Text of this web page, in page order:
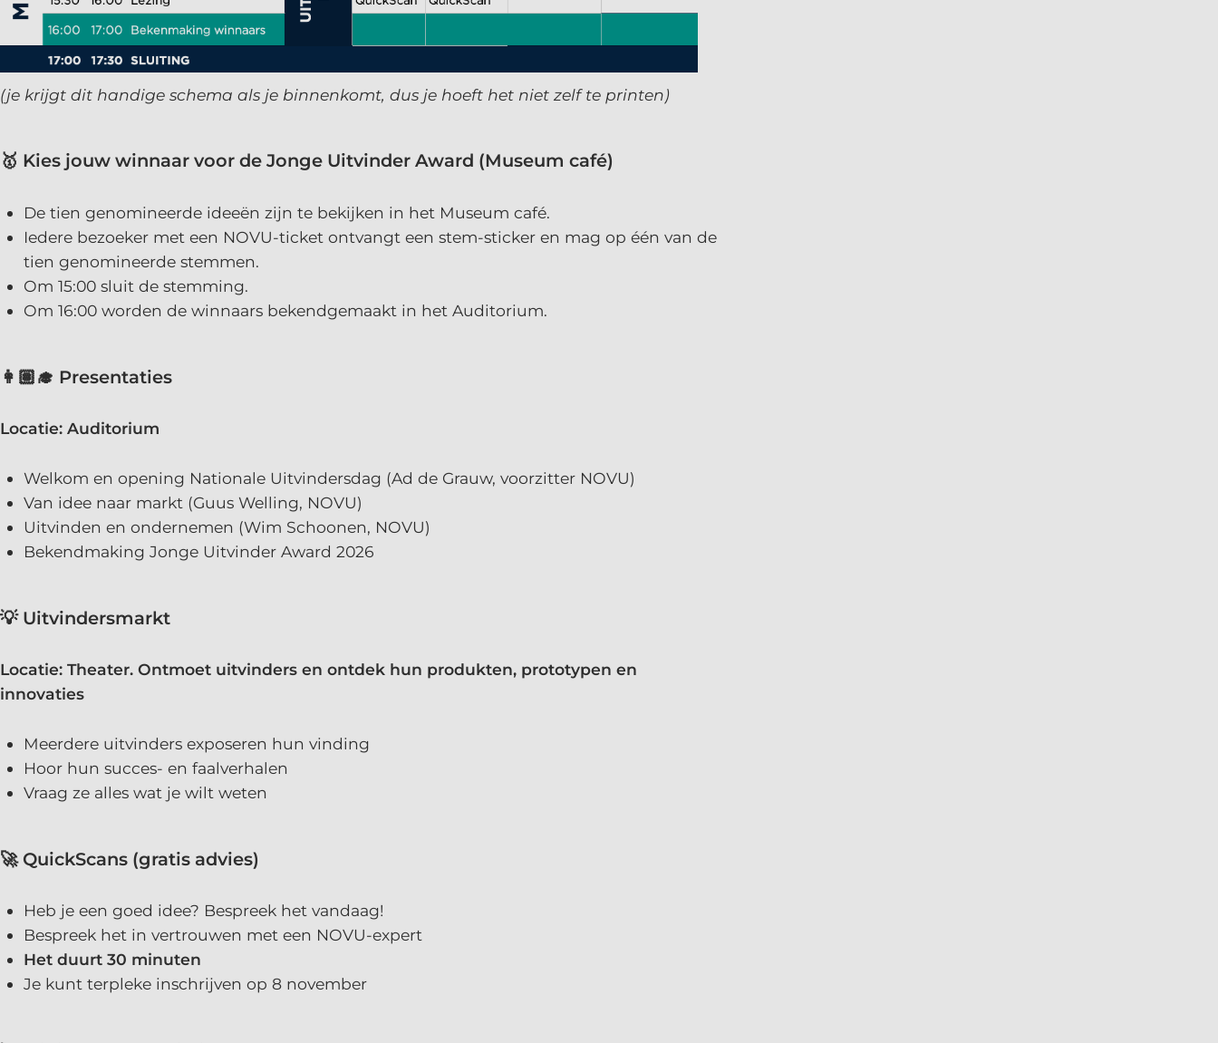
(je krijgt dit handige schema als je binnenkomt, dus je hoeft het niet zelf te printen)
🥇 Kies jouw winnaar voor de Jonge Uitvinder Award (Museum café)
De tien genomineerde ideeën zijn te bekijken in het Museum café.
Iedere bezoeker met een NOVU-ticket ontvangt een stem-sticker en mag op één van de
tien genomineerde stemmen.
Om 15:00 sluit de stemming.
Om 16:00 worden de winnaars bekendgemaakt in het Auditorium.
👩🏽‍🎓 Presentaties
Locatie: Auditorium
Welkom en opening Nationale Uitvindersdag (Ad de Grauw, voorzitter NOVU)
Van idee naar markt (Guus Welling, NOVU)
Uitvinden en ondernemen (Wim Schoonen, NOVU)
Bekendmaking Jonge Uitvinder Award 2026
💡 Uitvindersmarkt
Locatie: Theater. Ontmoet uitvinders en ontdek hun produkten, prototypen en
innovaties
Meerdere uitvinders exposeren hun vinding
Hoor hun succes- en faalverhalen
Vraag ze alles wat je wilt weten
🚀 QuickScans (gratis advies)
Heb je een goed idee? Bespreek het vandaag!
Bespreek het in vertrouwen met een NOVU-expert
Het duurt 30 minuten
Je kunt terpleke inschrijven op 8 november